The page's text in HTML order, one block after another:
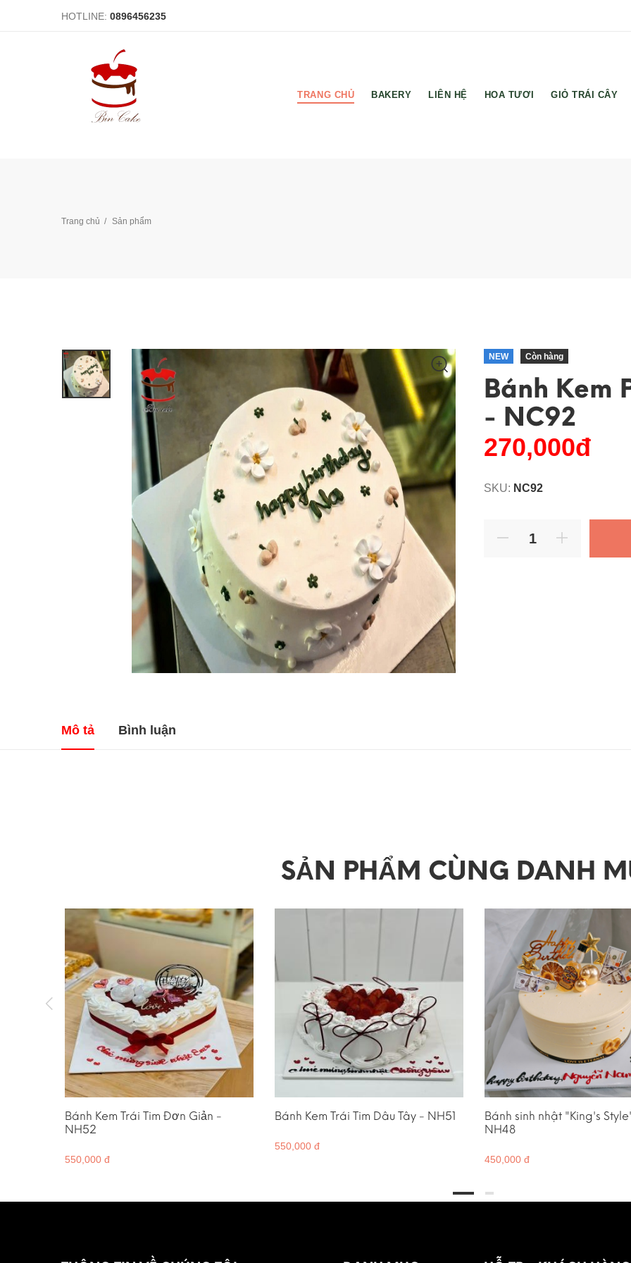
HOTLINE: 0896456235
TRANG CHỦ BAKERY LIÊN HỆ HOA TƯƠI GIỎ TRÁI CÂY
Trang chủ Sản phẩm
NEW Còn hàng
Bánh Kem
- NC92
270,000đ
SKU: NC92
Mô tả Bình luận
SẢN PHẨM CÙNG DANH
Bánh Kem Trái Tim Đơn Giản -
NH52
550,000 đ
Bánh Kem Trái Tim Dâu Tây - NH51
550,000 đ
Bánh sinh nhật "King's
NH48
450,000 đ